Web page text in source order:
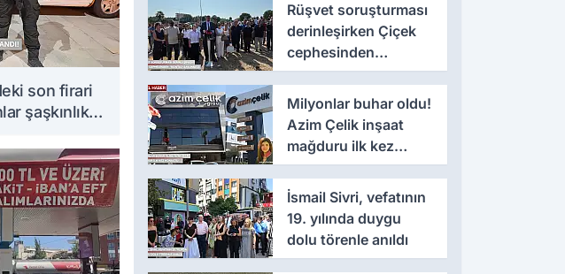
son firari
şaşkınlık
Rüşvet soruşturması
derinleşirken Çiçek
cephesinden
'montaj' savunması
Milyonlar buhar oldu!
Azim Çelik inşaat
mağduru ilk kez
konuştu
İsmail Sivri, vefatının
19. yılında duygu
dolu törenle anıldı